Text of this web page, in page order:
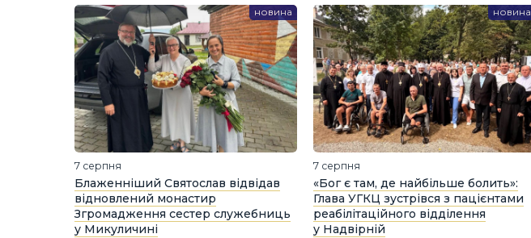
новина
7 серпня
Блаженніший Святослав відвідав
відновлений монастир
Згромадження сестер служебниць
у Микуличині
новина
7 серпня
«Бог є там, де найбільше болить»:
Глава УГКЦ зустрівся з пацієнтами
реабілітаційного відділення
у Надвірній